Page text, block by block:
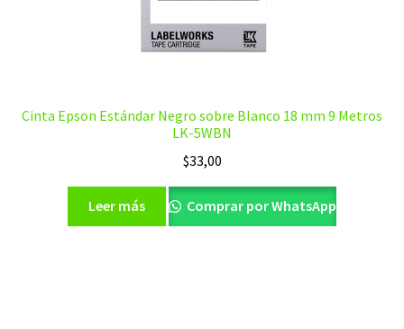
Cinta Epson Estándar Negro sobre Blanco 18 mm 9 Metros
LK-5WBN
$33,00
Leer más Comprar por WhatsApp